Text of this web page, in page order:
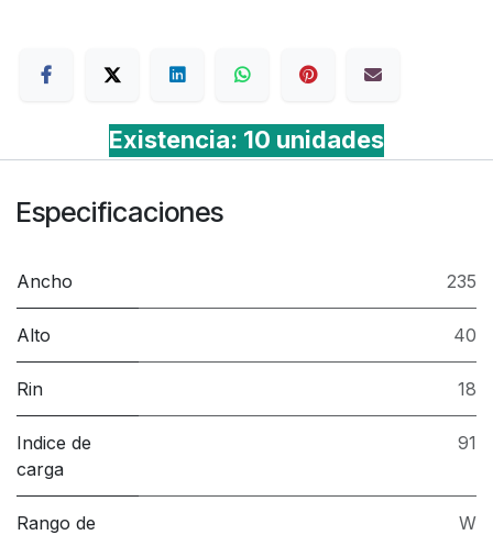
Existencia: 10 unidades
Especificaciones
Ancho 235
Alto 40
Rin 18
Indice de
carga
91
Rango de
W